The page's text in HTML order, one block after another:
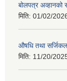
बोलपत्र अव्हानको
मिति: 01/02/
औषधि तथा सर्जिकल
मिति: 11/20/